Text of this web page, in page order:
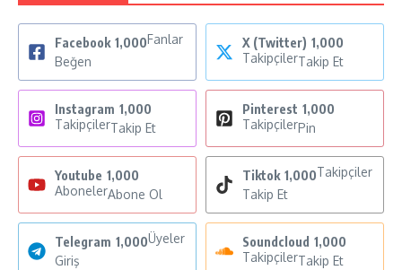
Facebook 1,000Fanlar
Beğen
X (Twitter) 1,000
TakipçilerTakip Et
Instagram 1,000
TakipçilerTakip Et
Pinterest 1,000
TakipçilerPin
Youtube 1,000
AbonelerAbone Ol
Tiktok 1,000Takipçiler
Takip Et
Telegram 1,000Üyeler
Giriş
Soundcloud 1,000
TakipçilerTakip Et